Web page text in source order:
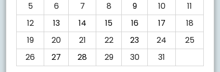
5
6 7 8 9 10
11
12
13 14 15 16 17
18
19
20 21 22 23 24
25
26
27 28 29 30 31